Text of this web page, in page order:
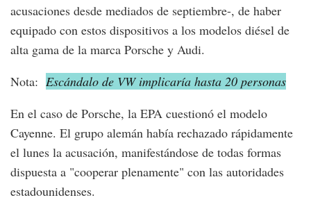
acusaciones desde mediados de septiembre-, de haber
equipado con estos dispositivos a los modelos diésel de
alta gama de la marca Porsche y Audi.
Nota: Escándalo de VW implicaría hasta 20 personas
En el caso de Porsche, la EPA cuestionó el modelo
Cayenne. El grupo alemán había rechazado rápidamente
el lunes la acusación, manifestándose de todas formas
dispuesta a "cooperar plenamente" con las autoridades
estadounidenses.